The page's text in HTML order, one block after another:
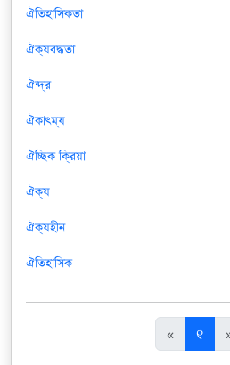
ঐতিহাসিকতা
ঐক্যবদ্ধতা
ঐন্দ্র
ঐকাত্ম্য
ঐচ্ছিক ক্রিয়া
ঐক্য
ঐক্যহীন
ঐতিহাসিক
«पि
छ
୧